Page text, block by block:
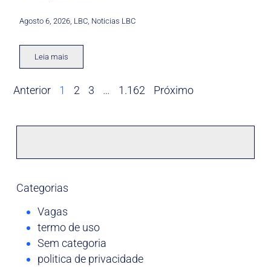
Agosto 6, 2026 LBC Noticias LBC
Leia mais
Anterior 1 2 3 … 1.162 Próximo
Categorias
Vagas
termo de uso
Sem categoria
politica de privacidade